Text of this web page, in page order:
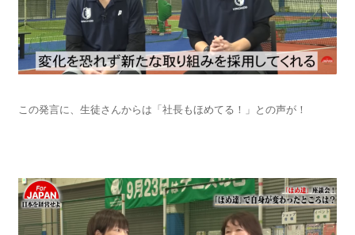
この発言に、生徒さんからは「社長もほめてる！」との声が！